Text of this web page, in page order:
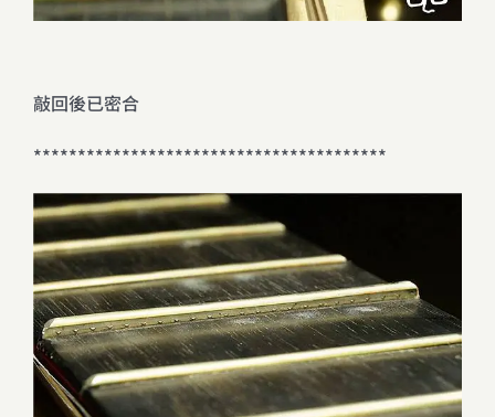
敲回後已密合
****************************************